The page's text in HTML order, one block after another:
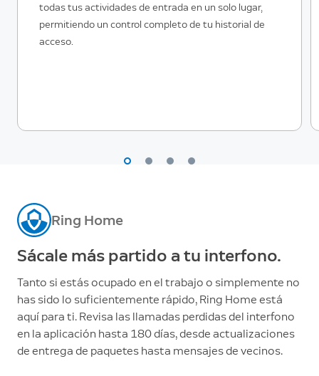
todas tus actividades de entrada en un solo lugar,
permitiendo un control completo de tu historial de
acceso.
Ring Home
Sácale más partido a tu interfono.
Tanto si estás ocupado en el trabajo o simplemente no
has sido lo suficientemente rápido, Ring Home está
aquí para ti. Revisa las llamadas perdidas del interfono
en la aplicación hasta 180 días, desde actualizaciones
de entrega de paquetes hasta mensajes de vecinos.